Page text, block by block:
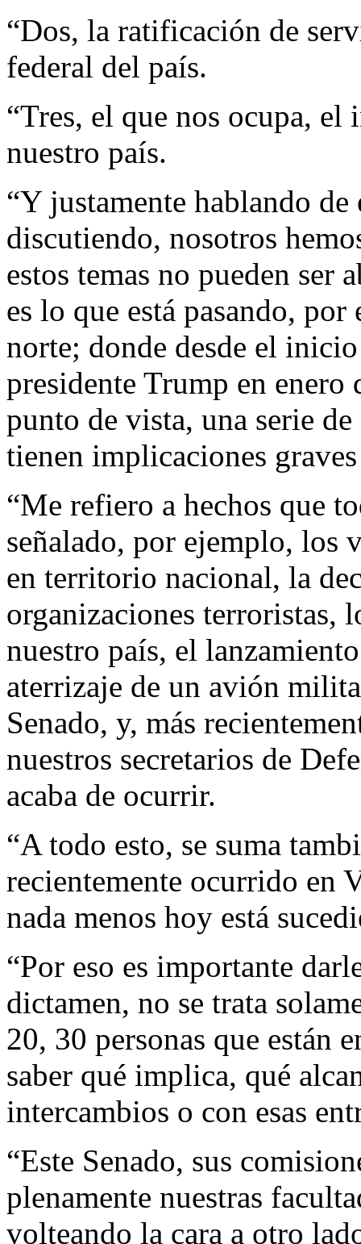
“Dos, la ratificación de
federal del país.
“Tres, el que nos ocupa, el
nuestro país.
“Y justamente hablando de
discutiendo, nosotros
estos temas no pueden ser
es lo que está pasando,
norte; donde desde el
presidente Trump en enero
punto de vista, una serie
tienen implicaciones
“Me refiero a hechos que
señalado, por ejemplo, los
en territorio nacional, la
organizaciones terroristas,
nuestro país, el
aterrizaje de un avión
Senado, y, más
nuestros secretarios de
acaba de ocurrir.
“A todo esto, se suma
recientemente ocurrido en
nada menos hoy está
“Por eso es importante
dictamen, no se trata
20, 30 personas que están
saber qué implica, qué
intercambios o con esas
“Este Senado, sus
plenamente nuestras
volteando la cara a otro